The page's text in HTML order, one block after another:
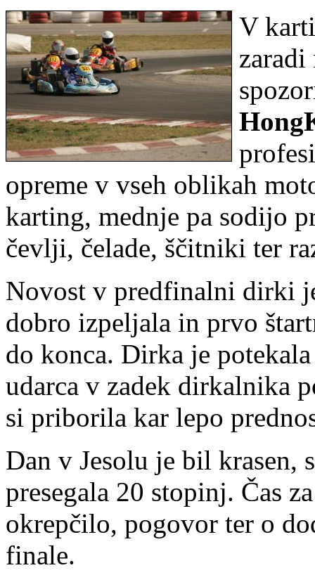
V
zaradi
opreme v vseh oblikah
karting, mednje pa sodijo
čevlji, čelade, ščitniki ter
Novost v predfinalni dirki
dobro izpeljala in prvo
do konca. Dirka je
udarca v zadek dirkalnika
si priborila kar lepo
Dan v Jesolu je bil krasen,
presegala 20 stopinj. Čas
okrepčilo, pogovor ter o
finale.